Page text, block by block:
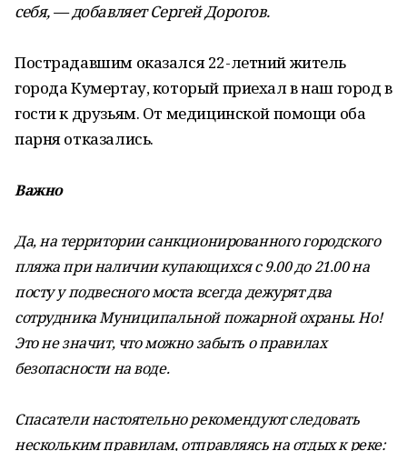
себя, — добавляет Сергей Дорогов.
Пострадавшим оказался 22-летний житель
города Кумертау, который приехал в наш город в
гости к друзьям. От медицинской помощи оба
парня отказались.
Важно
Да, на территории санкционированного городского
пляжа при наличии купающихся с 9.00 до 21.00 на
посту у подвесного моста всегда дежурят два
сотрудника Муниципальной пожарной охраны. Но!
Это не значит, что можно забыть о правилах
безопасности на воде.
Спасатели настоятельно рекомендуют следовать
нескольким правилам, отправляясь на отдых к реке: